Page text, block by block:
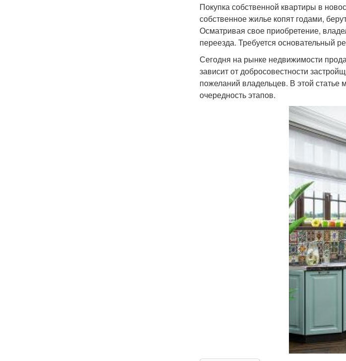
Покупка собственной квартиры в
собственное жилье копят годами,
Осматривая свое приобретение,
переезда. Требуется основательный
Сегодня на рынке недвижимости
зависит от добросовестности
пожеланий владельцев. В этой статье
очередность этапов.